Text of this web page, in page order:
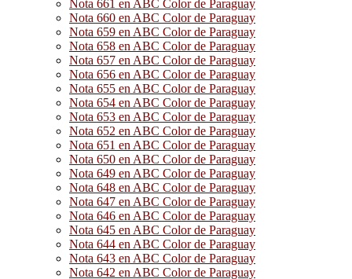
Nota 661 en ABC Color de Paraguay
Nota 660 en ABC Color de Paraguay
Nota 659 en ABC Color de Paraguay
Nota 658 en ABC Color de Paraguay
Nota 657 en ABC Color de Paraguay
Nota 656 en ABC Color de Paraguay
Nota 655 en ABC Color de Paraguay
Nota 654 en ABC Color de Paraguay
Nota 653 en ABC Color de Paraguay
Nota 652 en ABC Color de Paraguay
Nota 651 en ABC Color de Paraguay
Nota 650 en ABC Color de Paraguay
Nota 649 en ABC Color de Paraguay
Nota 648 en ABC Color de Paraguay
Nota 647 en ABC Color de Paraguay
Nota 646 en ABC Color de Paraguay
Nota 645 en ABC Color de Paraguay
Nota 644 en ABC Color de Paraguay
Nota 643 en ABC Color de Paraguay
Nota 642 en ABC Color de Paraguay